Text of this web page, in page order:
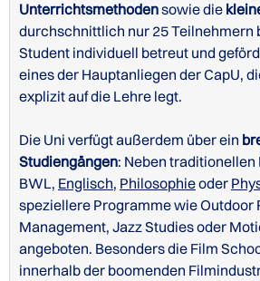
Unterrichtsmethodensowie die
durchschnittlich nur 25 Teilnehmern
Student individuell betreut und
eines der Hauptanliegen der CapU,
explizit auf die Lehre legt.
Die Uni verfügt außerdem über ein
Studiengängen: Neben
BWL, Englisch, Philosophieoder
speziellere Programme wie Outdoor
Management, Jazz Studies oder
angeboten. Besonders die Film
innerhalb der boomenden